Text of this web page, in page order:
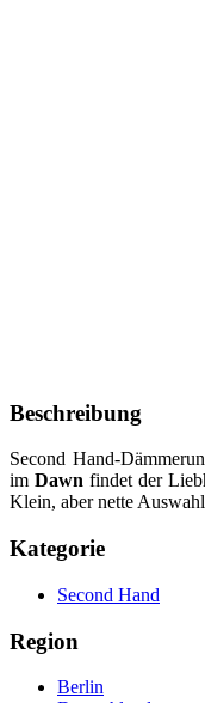
Beschreibung
Second Hand-
imDawn findet der
Klein, aber nette
Kategorie
Second Hand
Region
Berlin